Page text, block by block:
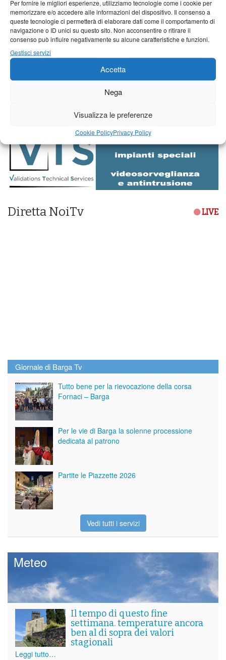
Per fornire le migliori esperienze, utilizziamo tecnologie come i cookie per
memorizzare e/o accedere alle informazioni del dispositivo. Il consenso a
queste tecnologie ci permetterà di elaborare dati come il comportamento di
navigazione o ID unici su questo sito. Non acconsentire o ritirare il
consenso può influire negativamente su alcune caratteristiche e funzioni.
Gestisci servizi
Accetta
Nega
Visualizza le preferenze
Cookie PolicyPrivacy Policy
Diretta NoiTv LIVE
Giornale di Barga Tv
Tutto bene per la rievocazione della corsa
Fornaci – Barga
Per le vie di Barga la solenne processione
dedicata al patrono
Partite le Piazzette 2026
Vedi tutti i servizi
Meteo
Il tempo di questo fine
settimana. temperature ancora
ben al di sopra dei valori
stagionali
Leggi tutto…